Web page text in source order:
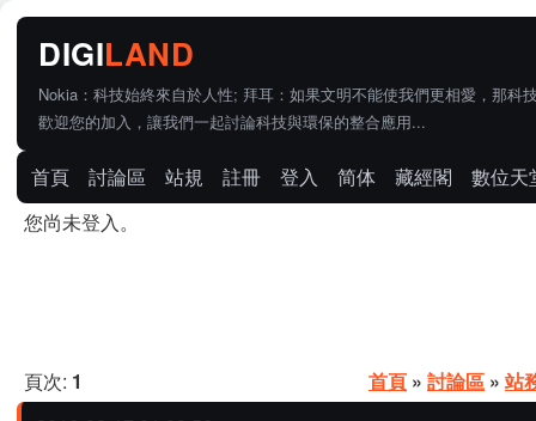
Nokia：科技始終來自於人性; 拜耳：如果文明不能使我們更相愛，那科
歡迎您的加入，讓我們一起討論科技與環保的整合應用...
首頁 討論區 站規 註冊 登入 简体 藏經閣
數位天
您尚未登入。
頁次: 1 首頁 » 討論區 » 站